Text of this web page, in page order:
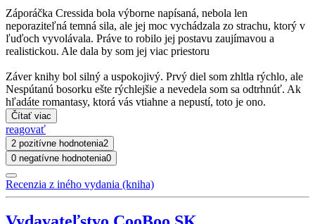
Záporáčka Cressida bola výborne napísaná, nebola len
neporaziteľná temná sila, ale jej moc vychádzala zo strachu, ktorý v
ľuďoch vyvolávala. Práve to robilo jej postavu zaujímavou a
realistickou. Ale dala by som jej viac priestoru
Záver knihy bol silný a uspokojivý. Prvý diel som zhltla rýchlo, ale
Nespútanú bosorku ešte rýchlejšie a nevedela som sa odtrhnúť. Ak
hľadáte romantasy, ktorá vás vtiahne a nepustí, toto je ono.
Čítať viac
reagovať
2 pozitívne hodnotenia2
0 negatívne hodnotenia0
Recenzia z iného vydania (kniha)